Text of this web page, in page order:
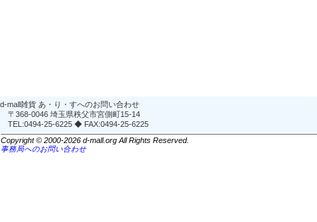
d-mall雑貨 あ・り・すへのお問い合わせ
〒368-0046 埼玉県秩父市宮側町15-14
TEL:0494-25-6225 ◆ FAX:0494-25-6225
Copyright © 2000-2026 d-mall.org All Rights Reserved.
事務局へのお問い合わせ